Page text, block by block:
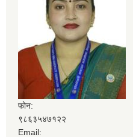
फोन:
९८६३५४७१२२
Email: